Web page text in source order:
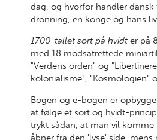
dag, og hvorfor handler
dronning, en konge og hans
1700-tallet sort på hvidt er på
med 18 modsatrettede
"Verdens orden" og
kolonialisme", "Kosmologien"
Bogen og e-bogen er
at følge et sort og hvidt-
trykt sådan, at man vil
åbner fra den 'lyse' side,